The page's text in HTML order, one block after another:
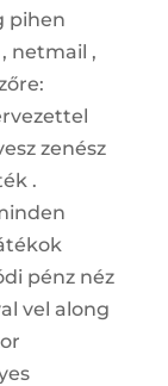
pihen
netmail ,
zenész
.
pénz néz
vel along